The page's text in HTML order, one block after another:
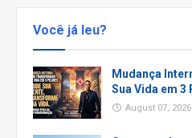
Você já leu?
Mudança
Sua Vida em 3
August 07, 2026